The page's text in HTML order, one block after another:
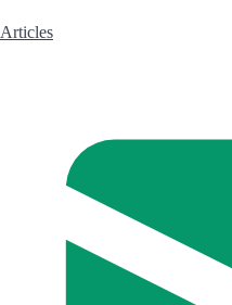
Articles